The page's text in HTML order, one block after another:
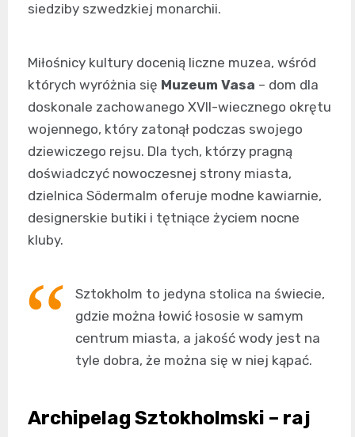
siedziby szwedzkiej monarchii.
Miłośnicy kultury docenią liczne muzea, wśród
których wyróżnia się Muzeum Vasa – dom dla
doskonale zachowanego XVII-wiecznego okrętu
wojennego, który zatonął podczas swojego
dziewiczego rejsu. Dla tych, którzy pragną
doświadczyć nowoczesnej strony miasta,
dzielnica Södermalm oferuje modne kawiarnie,
designerskie butiki i tętniące życiem nocne
kluby.
Sztokholm to jedyna stolica na świecie,
gdzie można łowić łososie w samym
centrum miasta, a jakość wody jest na
tyle dobra, że można się w niej kąpać.
Archipelag Sztokholmski – raj